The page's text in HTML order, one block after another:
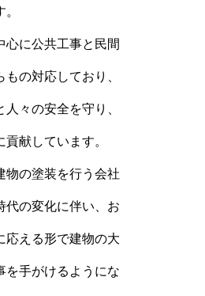
心に公共工事と民間
もの対応しており、
々の安全を守り、
献しています。
物の塗装を行う会社
代の変化に伴い、お
応える形で建物の大
を手がけるようにな